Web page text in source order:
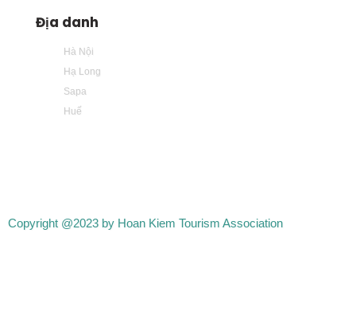
Địa danh
Hà Nội
Hạ Long
Sapa
Huế
Copyright @2023 by Hoan Kiem Tourism Association